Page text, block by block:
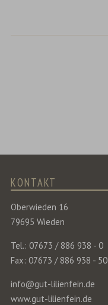
KONTAKT
Oberwieden 16
79695 Wieden
Tel.: 07673 / 886 938 - 0
Fax: 07673 / 886 938 - 50
info@gut-lilienfein.de
www.gut-lilienfein.de